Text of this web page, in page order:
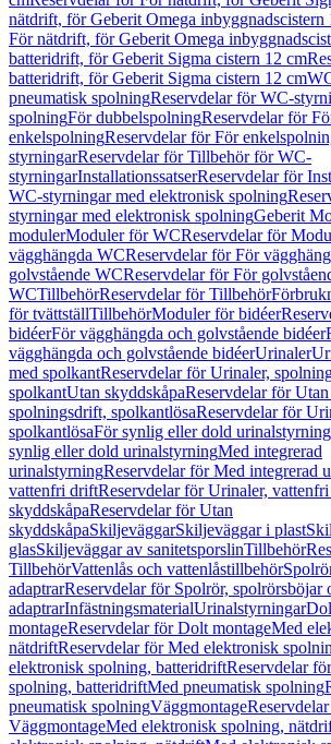
nätdrift, för Geberit Omega inbyggnadscistern
För nätdrift, för Geberit Omega
batteridrift, för Geberit Sigma cistern 12 cm
batteridrift, för Geberit Sigma cistern 12 cm
pneumatisk spolningReservdelar för WC-
spolningFör dubbelspolningReservdelar för
enkelspolningReservdelar för För
styrningarReservdelar för Tillbehör för WC-
styrningarInstallationssatserReservdelar för
WC-styrningar med elektronisk spolning
styrningar med elektronisk spolningGeberit
modulerModuler för WCReservdelar för
vägghängda WCReservdelar för För
golvstående WCReservdelar för För
WCTillbehörReservdelar för Tillbehör
för tvättställTillbehörModuler för bidéer
bidéerFör vägghängda och golvstående bidéer
vägghängda och golvstående bidéerUrinaler
med spolkantReservdelar för Urinaler,
spolkantUtan skyddskåpaReservdelar för
spolningsdrift, spolkantlösaReservdelar för
spolkantlösaFör synlig eller dold urinalstyrning
synlig eller dold urinalstyrningMed integrerad
urinalstyrningReservdelar för Med integrerad
vattenfri driftReservdelar för Urinaler,
skyddskåpaReservdelar för Utan
skyddskåpaSkiljeväggarSkiljeväggar i plast
glasSkiljeväggar av sanitetsporslinTillbehör
TillbehörVattenlås och vattenlåstillbehör
adaptrarReservdelar för Spolrör, spolrörsböjar
adaptrarInfästningsmaterialUrinalstyrningar
montageReservdelar för Dolt montageMed
nätdriftReservdelar för Med elektronisk
elektronisk spolning, batteridriftReservdelar
spolning, batteridriftMed pneumatisk spolning
pneumatisk spolningVäggmontage
VäggmontageMed elektronisk spolning,